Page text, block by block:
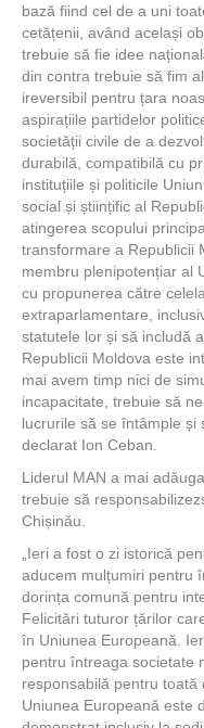
bază fiind cel de a uni
cetățenii, având același
trebuie să fie idee
din contra trebuie să fim
ireversibil pentru țara
aspirațiile partidelor
societății civile de a
durabilă, compatibilă cu
instituțiile și politicile
social și științific al
atingerea scopului
transformare a Republicii
membru plenipotențiar al
cu propunerea către
extraparlamentare,
statutele lor și să includă
Republicii Moldova este
mai avem timp nici de
incapacitate, trebuie să
lucrurile să se întâmple și
declarat Ion Ceban.
Liderul MAN a mai
trebuie să
Chișinău.
„Ieri a fost o zi istorică
aducem mulțumiri pentru
dorința comună pentru
Felicitări tuturor țărilor
în Uniunea Europeană.
pentru întreaga societate
responsabilă pentru toată
Uniunea Europeană este